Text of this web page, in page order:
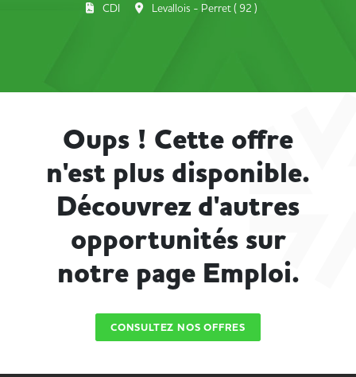
CDI Levallois - Perret ( 92 )
Oups ! Cette offre
n'est plus disponible.
Découvrez d'autres
opportunités sur
notre page Emploi.
CONSULTEZ NOS OFFRES